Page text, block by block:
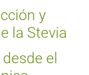
y
la Stevia
el